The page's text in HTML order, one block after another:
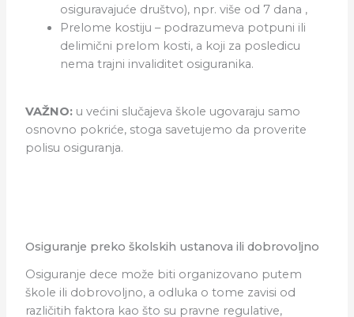
osiguravajuće društvo), npr. više od 7 dana ,
Prelome kostiju – podrazumeva potpuni ili
delimični prelom kosti, a koji za posledicu
nema trajni invaliditet osiguranika.
VAŽNO: u većini slučajeva škole ugovaraju samo
osnovno pokriće, stoga savetujemo da proverite
polisu osiguranja.
Osiguranje preko školskih ustanova ili dobrovoljno
Osiguranje dece može biti organizovano putem
škole ili dobrovoljno, a odluka o tome zavisi od
različitih faktora kao što su pravne regulative,